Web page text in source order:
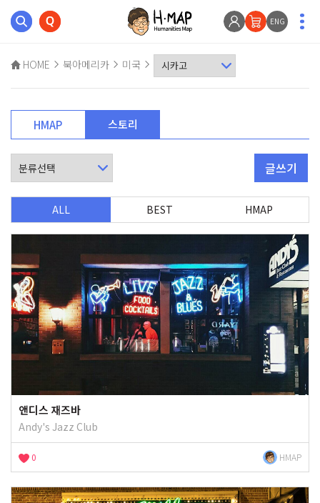
ENG
HOME 북아메리카 미국
HMAP 스토리
글쓰기
ALL BEST HMAP
앤디스 재즈바
Andy's Jazz Club
0 HMAP